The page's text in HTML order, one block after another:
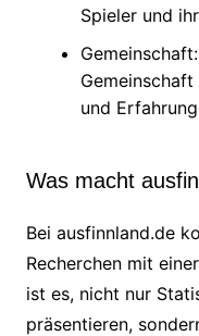
Spieler und
und
Was macht
Bei ausfinnland.de
Recherchen mit
ist es, nicht nur
präsentieren,